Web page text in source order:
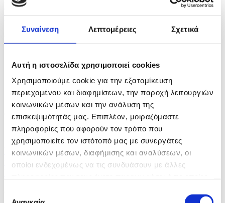
Συναίνεση Λεπτομέρειες Σχετικά
Αυτή η ιστοσελίδα χρησιμοποιεί cookies
Χρησιμοποιούμε cookie για την εξατομίκευση
περιεχομένου και διαφημίσεων, την παροχή λειτουργιών
κοινωνικών μέσων και την ανάλυση της
επισκεψιμότητάς μας. Επιπλέον, μοιραζόμαστε
πληροφορίες που αφορούν τον τρόπο που
χρησιμοποιείτε τον ιστότοπό μας με συνεργάτες
κοινωνικών μέσων, διαφήμισης και αναλύσεων, οι
οποίοι ενδεχομένως να τις συνδυάσουν με άλλες
των υπηρεσιών τους.
Μετά την τελετή διαβεβαίωσης πιάνουν δουλειά τα
νέα μέλη της Κυβέρνησης
06/08/2026 12:20
Υπεράνω όλων το δημόσιο συμφέρον, δήλωσε ο ΠτΔ
κατά την τελετή διαβεβαίωσης των νέων μελών
Υπουργικού (2)
06/08/2026 10:49
Υπεράνω όλων το δημόσιο συμφέρον, δήλωσε ο ΠτΔ
κατά την τελετή διαβεβαίωσης των νέων μελών